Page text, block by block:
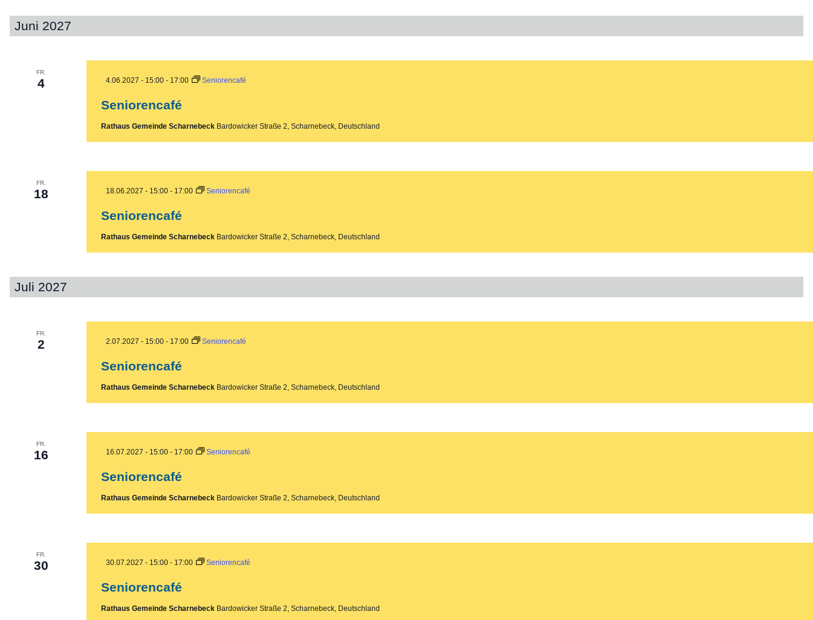
Juni 2027
FR.
4
Seniorencafé
4.06.2027 - 15:00 - 17:00 Seniorencafé
Rathaus Gemeinde Scharnebeck Bardowicker Straße 2, Scharnebeck, Deutschland
FR.
18
Seniorencafé
18.06.2027 - 15:00 - 17:00 Seniorencafé
Rathaus Gemeinde Scharnebeck Bardowicker Straße 2, Scharnebeck, Deutschland
Juli 2027
FR.
2
Seniorencafé
2.07.2027 - 15:00 - 17:00 Seniorencafé
Rathaus Gemeinde Scharnebeck Bardowicker Straße 2, Scharnebeck, Deutschland
FR.
16
Seniorencafé
16.07.2027 - 15:00 - 17:00 Seniorencafé
Rathaus Gemeinde Scharnebeck Bardowicker Straße 2, Scharnebeck, Deutschland
FR.
30
Seniorencafé
30.07.2027 - 15:00 - 17:00 Seniorencafé
Rathaus Gemeinde Scharnebeck Bardowicker Straße 2, Scharnebeck, Deutschland